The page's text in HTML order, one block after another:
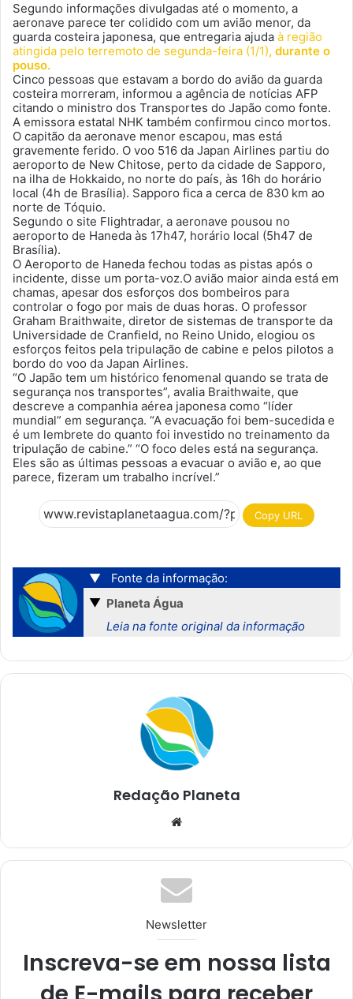
Segundo informações divulgadas até o momento, a
aeronave parece ter colidido com um avião menor, da
guarda costeira japonesa, que entregaria ajuda à região
atingida pelo terremoto de segunda-feira (1/1), durante o
pouso.
Cinco pessoas que estavam a bordo do avião da guarda
costeira morreram, informou a agência de notícias AFP
citando o ministro dos Transportes do Japão como fonte.
A emissora estatal NHK também confirmou cinco mortos.
O capitão da aeronave menor escapou, mas está
gravemente ferido. O voo 516 da Japan Airlines partiu do
aeroporto de New Chitose, perto da cidade de Sapporo,
na ilha de Hokkaido, no norte do país, às 16h do horário
local (4h de Brasília). Sapporo fica a cerca de 830 km ao
norte de Tóquio.
Segundo o site Flightradar, a aeronave pousou no
aeroporto de Haneda às 17h47, horário local (5h47 de
Brasília).
O Aeroporto de Haneda fechou todas as pistas após o
incidente, disse um porta-voz.O avião maior ainda está em
chamas, apesar dos esforços dos bombeiros para
controlar o fogo por mais de duas horas. O professor
Graham Braithwaite, diretor de sistemas de transporte da
Universidade de Cranfield, no Reino Unido, elogiou os
esforços feitos pela tripulação de cabine e pelos pilotos a
bordo do voo da Japan Airlines.
“O Japão tem um histórico fenomenal quando se trata de
segurança nos transportes”, avalia Braithwaite, que
descreve a companhia aérea japonesa como “líder
mundial” em segurança. “A evacuação foi bem-sucedida e
é um lembrete do quanto foi investido no treinamento da
tripulação de cabine.” “O foco deles está na segurança.
Eles são as últimas pessoas a evacuar o avião e, ao que
parece, fizeram um trabalho incrível.”
Copy URL
▼
Fonte da informação:
▼ Planeta Água
Leia na fonte original da informação
Redação Planeta
te
Newsletter
Inscreva-se em nossa lista